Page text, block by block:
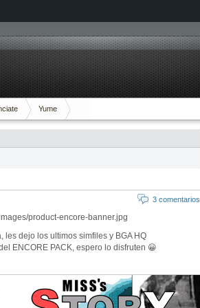
Yume
3 comentarios
les dejo los ultimos simfiles y BGA HQ
ENCORE PACK, espero lo disfruten 😀